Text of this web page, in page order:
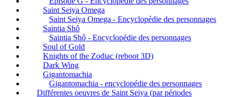
Saint Seiya Omega
Saint Seiya Omega - Encyclopédie des personnages
Saintia Shô
Saintia Shô - Encyclopédie des personnages
Soul of Gold
Knights of the Zodiac (reboot 3D)
Dark Wing
Gigantomachia
Gigantomachia - encyclopédie des personnages
Différentes oeuvres de Saint Seiya (par périodes